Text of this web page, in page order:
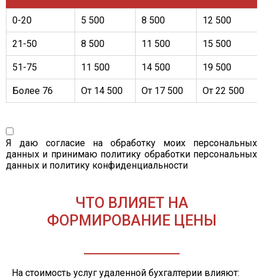
0-20 5 500 8 500 12 500
21-50 8 500 11 500 15 500
51-75 11 500 14 500 19 500
Более 76 От 14 500 От 17 500 От 22 500
Я даю согласие на обработку моих персональных
данных и принимаю политику обработки персональных
данных и политику конфиденциальности
ЧТО ВЛИЯЕТ НА
ФОРМИРОВАНИЕ ЦЕНЫ
На стоимость услуг удаленной бухгалтерии влияют: